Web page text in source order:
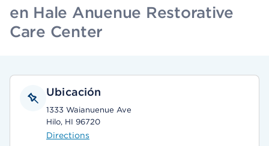
en Hale Anuenue Restorative
Care Center
Ubicación
1333 Waianuenue Ave
Hilo, HI 96720
Directions